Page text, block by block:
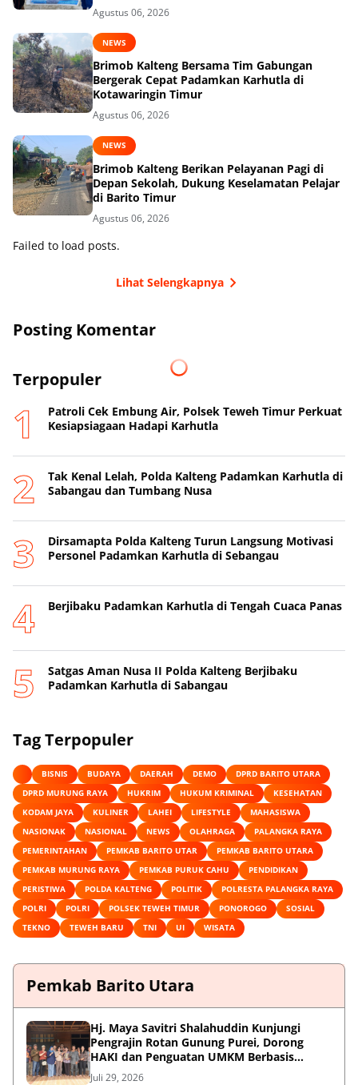
Agustus 06, 2026
NEWS
Brimob Kalteng Bersama Tim Gabungan
Bergerak Cepat Padamkan Karhutla di
Kotawaringin Timur
Agustus 06, 2026
NEWS
Brimob Kalteng Berikan Pelayanan Pagi di
Depan Sekolah, Dukung Keselamatan Pelajar
di Barito Timur
Agustus 06, 2026
Failed to load posts.
Lihat Selengkapnya
Posting Komentar
Terpopuler
Patroli Cek Embung Air, Polsek Teweh Timur Perkuat
Kesiapsiagaan Hadapi Karhutla
Tak Kenal Lelah, Polda Kalteng Padamkan Karhutla di
Sabangau dan Tumbang Nusa
Dirsamapta Polda Kalteng Turun Langsung Motivasi
Personel Padamkan Karhutla di Sebangau
Berjibaku Padamkan Karhutla di Tengah Cuaca Panas
Satgas Aman Nusa II Polda Kalteng Berjibaku
Padamkan Karhutla di Sabangau
Tag Terpopuler
BISNIS BUDAYA DAERAH DEMO
DPRD BARITO UTARA
DPRD MURUNG RAYA
HUKRIM HUKUM KRIMINAL
KESEHATAN
KODAM JAYA
KULINER LAHEI LIFESTYLE
MAHASISWA
NASIONAK
NASIONAL NEWS OLAHRAGA
PALANGKA RAYA
PEMERINTAHAN
PEMKAB BARITO UTAR
PEMKAB BARITO UTARA
PEMKAB MURUNG RAYA
PEMKAB PURUK CAHU
PENDIDIKAN
PERISTIWA
POLDA KALTENG POLITIK
POLRESTA PALANGKA RAYA
POLRI
POLRI POLSEK TEWEH TIMUR PONOROGO
SOSIAL
TEKNO
TEWEH BARU TNI UI WISATA
Pemkab Barito Utara
Hj. Maya Savitri Shalahuddin Kunjungi
Pengrajin Rotan Gunung Purei, Dorong
HAKI dan Penguatan UMKM Berbasis
Kearifan Lokal
Juli 29, 2026